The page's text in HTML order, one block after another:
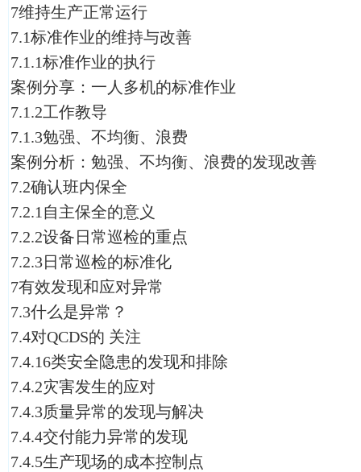
7维持生产正常运行
7.1标准作业的维持与改善
7.1.1标准作业的执行
案例分享：一人多机的标准作业
7.1.2工作教导
7.1.3勉强、不均衡、浪费
案例分析：勉强、不均衡、浪费的发现改善
7.2确认班内保全
7.2.1自主保全的意义
7.2.2设备日常巡检的重点
7.2.3日常巡检的标准化
7有效发现和应对异常
7.3什么是异常？
7.4对QCDS的 关注
7.4.16类安全隐患的发现和排除
7.4.2灾害发生的应对
7.4.3质量异常的发现与解决
7.4.4交付能力异常的发现
7.4.5生产现场的成本控制点